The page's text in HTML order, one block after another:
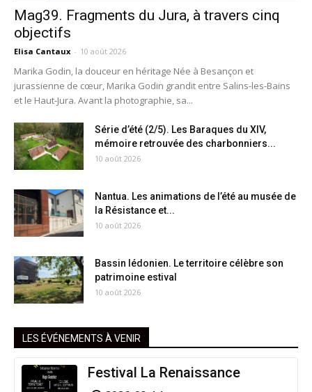
Mag39. Fragments du Jura, à travers cinq
objectifs
Elisa Cantaux - 10 août 2026
Marika Godin, la douceur en héritage Née à Besançon et
jurassienne de cœur, Marika Godin grandit entre Salins-les-Bains
et le Haut-Jura. Avant la photographie, sa...
Série d’été (2/5). Les Baraques du XIV,
mémoire retrouvée des charbonniers...
10 août 2026
Nantua. Les animations de l’été au musée de
la Résistance et...
10 août 2026
Bassin lédonien. Le territoire célèbre son
patrimoine estival
10 août 2026
LES ÉVÉNEMENTS À VENIR
Festival La Renaissance